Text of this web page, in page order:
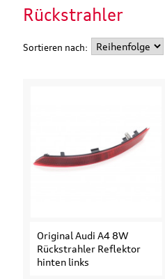
Rückstrahler
Sortieren nach
Original Audi A4 8W
Rückstrahler Reflektor
hinten links